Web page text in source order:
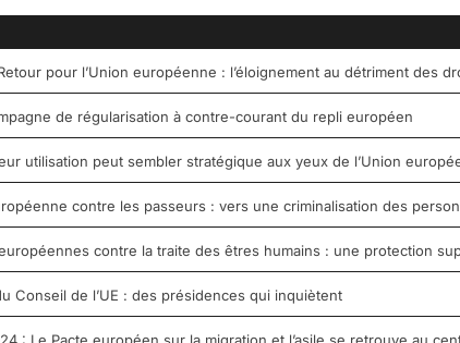
pour l’Union européenne : l’éloignement au détriment des
de régularisation à contre-courant du repli européen
utilisation peut sembler stratégique aux yeux de l’Union
contre les passeurs : vers une criminalisation des
contre la traite des êtres humains : une protection
Conseil de l’UE : des présidences qui inquiètent